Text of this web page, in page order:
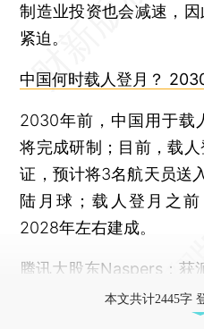
制造业投资也会减速，
紧迫。
中国何时载人登月？
2030年前，中国用于载
将完成研制；目前，载
证，预计将3名航天员送
陆月球；载人登月之
2028年左右建成。
腾讯大股东Naspers：获
本文共计2445字